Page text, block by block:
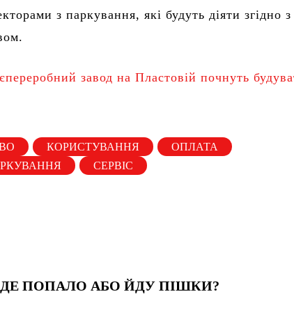
з паркування, які будуть діяти згідно з
завод на Пластовій почнуть
КОРИСТУВАННЯ
ОПЛАТА
СЕРВІС
ПОПАЛО АБО ЙДУ ПІШКИ?